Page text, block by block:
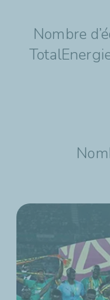
Nombre